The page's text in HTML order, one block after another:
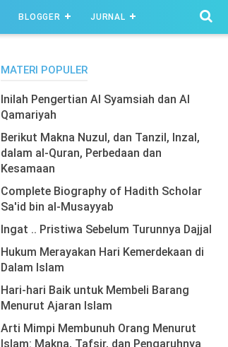
BLOGGER JURNAL
MATERI POPULER
Inilah Pengertian Al Syamsiah dan Al
Qamariyah
Berikut Makna Nuzul, dan Tanzil, Inzal,
dalam al-Quran, Perbedaan dan
Kesamaan
Complete Biography of Hadith Scholar
Sa'id bin al-Musayyab
Ingat .. Pristiwa Sebelum Turunnya Dajjal
Hukum Merayakan Hari Kemerdekaan di
Dalam Islam
Hari-hari Baik untuk Membeli Barang
Menurut Ajaran Islam
Arti Mimpi Membunuh Orang Menurut
Islam: Makna, Tafsir, dan Pengaruhnya